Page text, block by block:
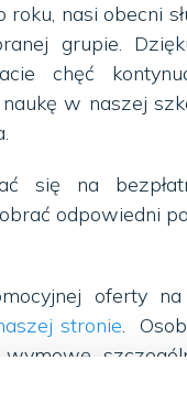
nasi obecni
grupie.
chęć
naukę w naszej
się na
odpowiedni
oferty
stronie.